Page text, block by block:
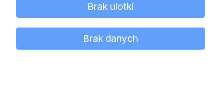
Brak ulotki
Brak danych